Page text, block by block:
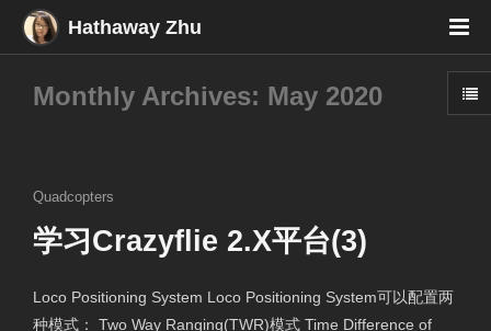
Hathaway Zhu
Monthly Archives: May 2020
Quadcopters
学习Crazyflie 2.X平台(3)
Loco Positioning System Loco Positioning System可以配置两
种模式： Two Way Ranging(TWR)模式 Time Difference of